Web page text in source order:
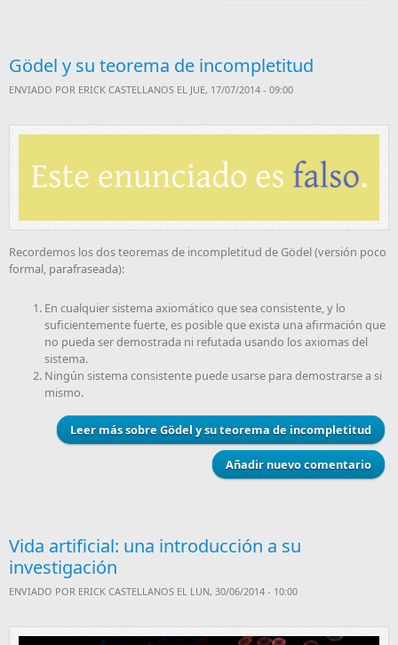
Gödel y su teorema de incompletitud
ENVIADO POR ERICK CASTELLANOS EL JUE, 17/07/2014 - 09:00
Recordemos los dos teoremas de incompletitud de Gödel (versión poco
formal, parafraseada):
En cualquier sistema axiomático que sea consistente, y lo
suficientemente fuerte, es posible que exista una afirmación que
no pueda ser demostrada ni refutada usando los axiomas del
sistema.
Ningún sistema consistente puede usarse para demostrarse a si
mismo.
Leer mássobre Gödel y su teorema de incompletitud
Añadir nuevo comentario
Vida artificial: una introducción a su
investigación
ENVIADO POR ERICK CASTELLANOS EL LUN, 30/06/2014 - 10:00